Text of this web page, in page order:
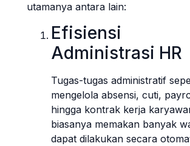
utamanya antara lain:
Efisiensi
Administrasi HR
Tugas-tugas administratif
mengelola absensi, cuti,
hingga kontrak kerja
biasanya memakan banyak
dapat dilakukan secara